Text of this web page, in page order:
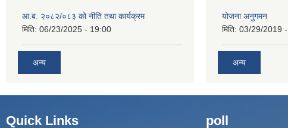
आ.ब. २०८२/०८३ को नीति तथा कार्यक्रम
मिति: 06/23/2025 - 19:00
अन्य
योजना अनुगमन
मिति: 03/29/2019
अन्य
Quick Links poll